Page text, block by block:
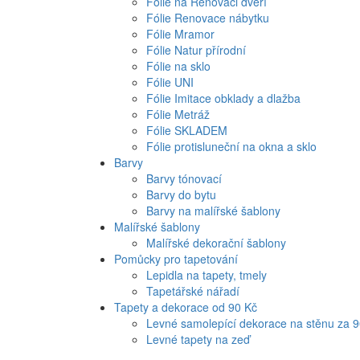
Fólie Renovace nábytku
Fólie Mramor
Fólie Natur přírodní
Fólie na sklo
Fólie UNI
Fólie Imitace obklady a dlažba
Fólie Metráž
Fólie SKLADEM
Fólie protisluneční na okna a sklo
Barvy
Barvy tónovací
Barvy do bytu
Barvy na malířské šablony
Malířské šablony
Malířské dekorační šablony
Pomůcky pro tapetování
Lepidla na tapety, tmely
Tapetářské nářadí
Tapety a dekorace od 90 Kč
Levné samolepící dekorace na stěnu za
Levné tapety na zeď